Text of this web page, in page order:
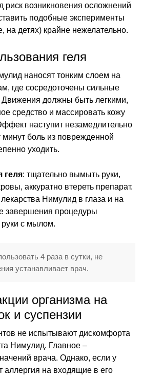
риск возникновения осложнений
подобные эксперименты
на детях) крайне нежелательно.
геля
наносят тонким слоем на
где сосредоточены сильные
должны быть легкими,
средство и массировать кожу
наступит незамедлительно
минут боль из поврежденной
уходить.
геля: тщательно вымыть руки,
аккуратно втереть препарат.
Нимулид в глаза и на
завершения процедуры
руки с мылом.
4 раза в сутки, не
устанавливает врач.
организма на
и суспензии
не испытывают дискомфорта
Нимулид. Главное –
врача. Однако, если у
аллергия на входящие в его